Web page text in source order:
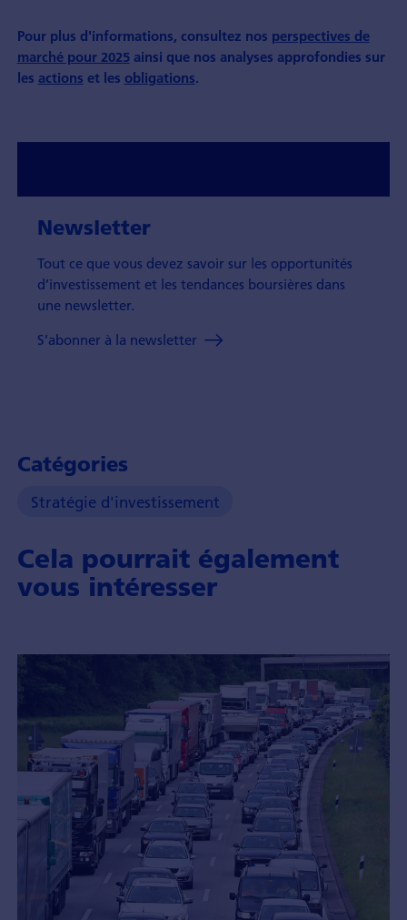
Pour plus d'informations, consultez nos perspectives de
marché pour 2025ainsi que nos analyses approfondies sur
les actions et les obligations.
Newsletter
Tout ce que vous devez savoir sur les opportunités
d’investissement et les tendances boursières dans
une newsletter.
S’abonner à la newsletter
Catégories
Stratégie d'investissement
Cela pourrait également
vous intéresser